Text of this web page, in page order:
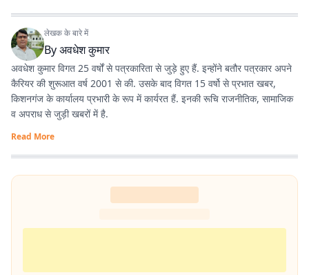
लेखक के बारे में
Byअवधेश कुमार
अवधेश कुमार विगत 25 वर्षों से पत्रकारिता से जुड़े हुए हैं. इन्होंने बतौर पत्रकार अपने
कैरियर की शुरूआत वर्ष 2001 से की. उसके बाद विगत 15 वर्षो से प्रभात खबर,
किशनगंज के कार्यालय प्रभारी के रूप में कार्यरत हैं. इनकी रूचि राजनीतिक, सामाजिक
व अपराध से जुड़ी खबरों में है.
Read More